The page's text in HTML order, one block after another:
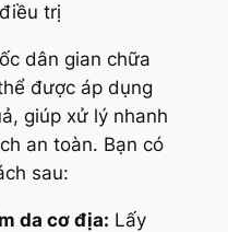
trị
dân gian chữa
được áp dụng
giúp xử lý nhanh
an toàn. Bạn có
sau:
da cơ địa: Lấy